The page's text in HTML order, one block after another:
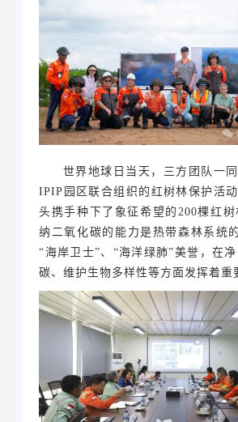
世界地球日当天，三方团队一
IPIP园区联合组织的红树林保护活
头携手种下了象征希望的200棵红
纳二氧化碳的能力是热带森林系统
“海岸卫士”、“海洋绿肺”美誉，在
碳、维护生物多样性等方面发挥着重